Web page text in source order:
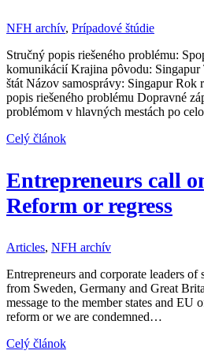
NFH archív, Prípadové štúdie
Stručný popis riešeného problému:
komunikácií Krajina pôvodu: Singapur
štát Názov samosprávy: Singapur Rok
popis riešeného problému Dopravné
problémom v hlavných mestách po
Celý článok
Entrepreneurs call
Reform or regress
Articles, NFH archív
Entrepreneurs and corporate leaders of
from Sweden, Germany and Great
message to the member states and EU
reform or we are condemned…
Celý článok